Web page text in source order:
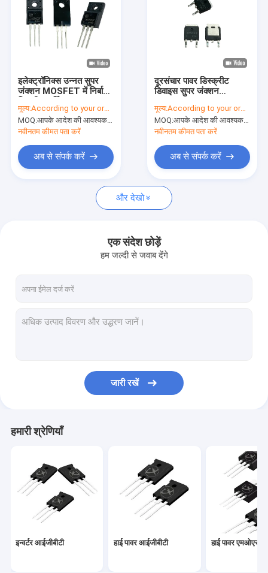
वीडियो
वी.आर. शो
कारखाने का दौरा
गुणवत्ता नियंत्रण
हमसे संपर्क करें
हाई पावर आईजीबीटी
उच्च वोल्टेज MOSFET
कम वीएफ शॉटकी
हाई पावर सेमीकंडक्टर
सिलिकॉन कार्बाइड MOSFET
सिलिकॉन कार्बाइड एसबीडी
इलेक्ट्रॉनिक्स उन्नत सुपर
जंक्शन MOSFET में निर्बाध
मूल्य:According to your order requirement
MOQ:आपके आदेश की आवश्यकता के अनुसार
नवीनतम कीमत पता करें
अब से संपर्क करें
दूरसंचार पावर डिस्क्रीट
डिवाइस सुपर जंक्शन
मूल्य:According to your order requirement
MOQ:आपके आदेश की आवश्यकता के अनुसार
नवीनतम कीमत पता करें
अब से संपर्क करें
और देखो
एक संदेश छोड़ें
हम जल्दी से जवाब देंगे
जारी रखें
हमारी श्रेणियाँ
इन्वर्टर आईजीबीटी हाई पावर आईजीबीटी हाई पावर